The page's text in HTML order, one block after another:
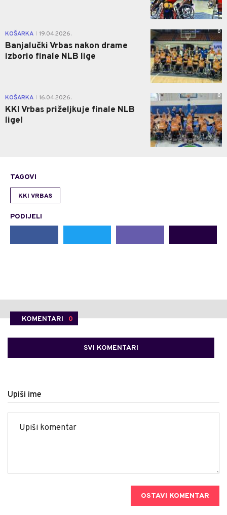
KOŠARKA 19.04.2026.
Banjalučki Vrbas nakon drame
izborio finale NLB lige
0
KOŠARKA 16.04.2026.
KKI Vrbas priželjkuje finale NLB
lige!
0
TAGOVI
KKI VRBAS
PODIJELI
KOMENTARI 0
SVI KOMENTARI
Upiši ime
OSTAVI KOMENTAR